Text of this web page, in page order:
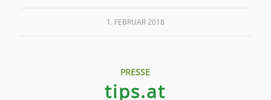
1. FEBRUAR 2018
PRESSE
tips.at